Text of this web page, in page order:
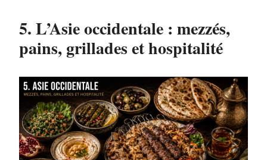
5. L’Asie occidentale : mezzés,
pains, grillades et hospitalité